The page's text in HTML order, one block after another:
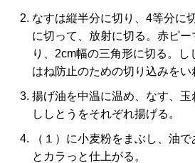
なすは縦半分に切り、4等分に
に切って、放射に切る。赤ピー
り、2cm幅の三角形に切る。
はね防止のための切り込みをい
揚げ油を中温に温め、なす、玉
ししとうをそれぞれ揚げる。
（１）に小麦粉をまぶし、油
とカラっと仕上がる。